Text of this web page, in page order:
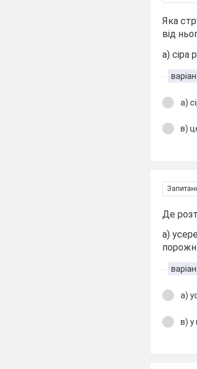
Яка
від
а) сіра
а)
в)
Де
а)
а)
в) у